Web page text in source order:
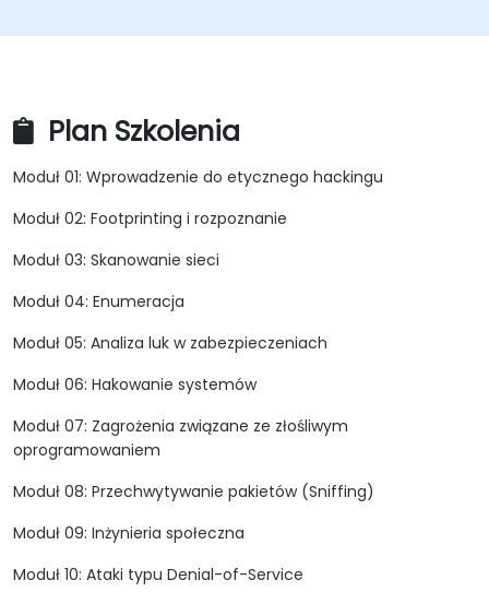
Plan Szkolenia
Moduł 01: Wprowadzenie do etycznego hackingu
Moduł 02: Footprinting i rozpoznanie
Moduł 03: Skanowanie sieci
Moduł 04: Enumeracja
Moduł 05: Analiza luk w zabezpieczeniach
Moduł 06: Hakowanie systemów
Moduł 07: Zagrożenia związane ze złośliwym
oprogramowaniem
Moduł 08: Przechwytywanie pakietów (Sniffing)
Moduł 09: Inżynieria społeczna
Moduł 10: Ataki typu Denial-of-Service